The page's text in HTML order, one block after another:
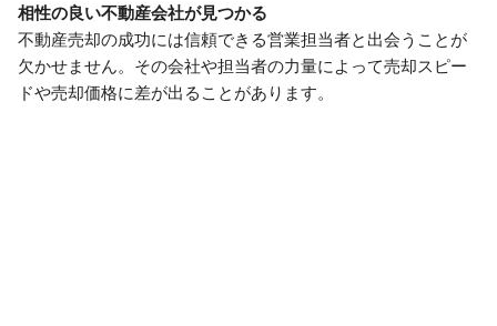
相性の良い不動産会社が見つかる
不動産売却の成功には信頼できる営業担当者と出会うことが
欠かせません。その会社や担当者の力量によって売却スピー
ドや売却価格に差が出ることがあります。